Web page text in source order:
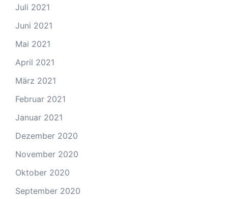
Juli 2021
Juni 2021
Mai 2021
April 2021
März 2021
Februar 2021
Januar 2021
Dezember 2020
November 2020
Oktober 2020
September 2020